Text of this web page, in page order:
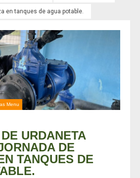
en tanques de agua potable.
Menu
URDANETA
DE
TANQUES DE